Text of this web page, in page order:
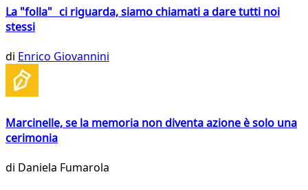
La "folla" ci riguarda, siamo chiamati a dare tutti noi
stessi
di Enrico Giovannini
Marcinelle, se la memoria non diventa azione è solo una
cerimonia
di Daniela Fumarola